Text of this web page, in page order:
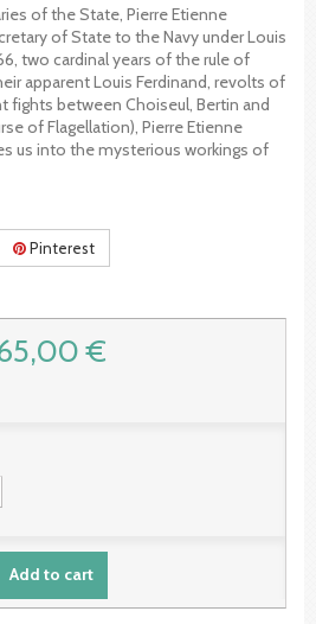
of the State, Pierre Etienne
of State to the Navy under Louis
two cardinal years of the rule of
apparent Louis Ferdinand, revolts of
fights between Choiseul, Bertin and
of Flagellation), Pierre Etienne
us into the mysterious workings of
Pinterest
€
Add to cart